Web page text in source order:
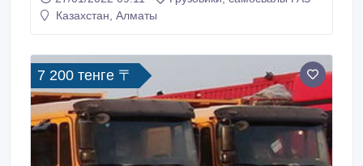
эксплуатации линий электропередач на высоту до
трактора «Беларус», автогидроподъемников на
Казахстан, Алматы
7 200 тенге 〒